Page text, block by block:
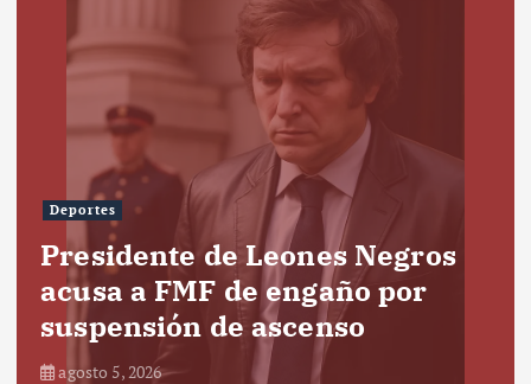
Deportes
Presidente de Leones Negros
acusa a FMF de engaño por
suspensión de ascenso
agosto 5, 2026